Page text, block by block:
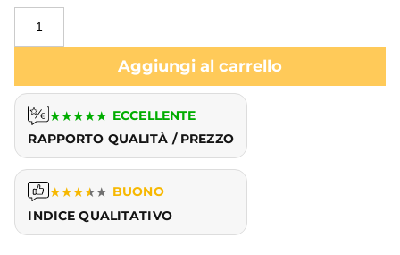
Aggiungi al carrello
★★★★★ ECCELLENTE
RAPPORTO QUALITÀ / PREZZO
★★★★★ BUONO
INDICE QUALITATIVO